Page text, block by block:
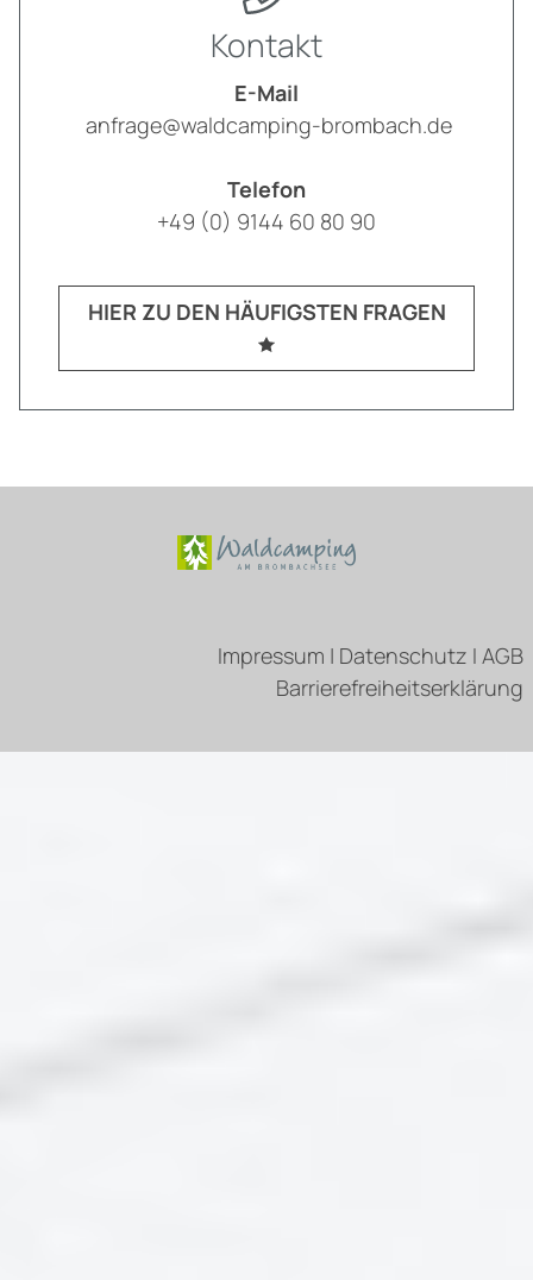
Kontakt
E-Mail
anfrage@waldcamping-brombach.de
Telefon
+49 (0) 9144 60 80 90
HIER ZU DEN HÄUFIGSTEN FRAGEN
Impressum | Datenschutz I AGB
Barrierefreiheitserklärung